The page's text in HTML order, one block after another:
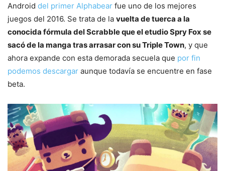
Android del primer Alphabear fue uno de los mejores
juegos del 2016. Se trata de la vuelta de tuerca a la
conocida fórmula del Scrabble que el etudio Spry Fox se
sacó de la manga tras arrasar con su Triple Town, y que
ahora expande con esta demorada secuela que por fin
podemos descargar aunque todavía se encuentre en fase
beta.